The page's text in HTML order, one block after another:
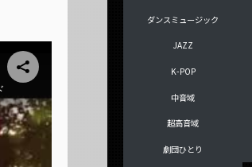
ダンスミュージック
JAZZ
K-POP
中音域
超高音域
劇団ひとり